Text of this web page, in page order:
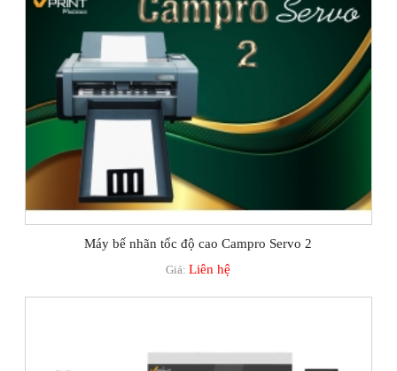
Máy bế nhãn tốc độ cao Campro Servo 2
Giá:Liên hệ